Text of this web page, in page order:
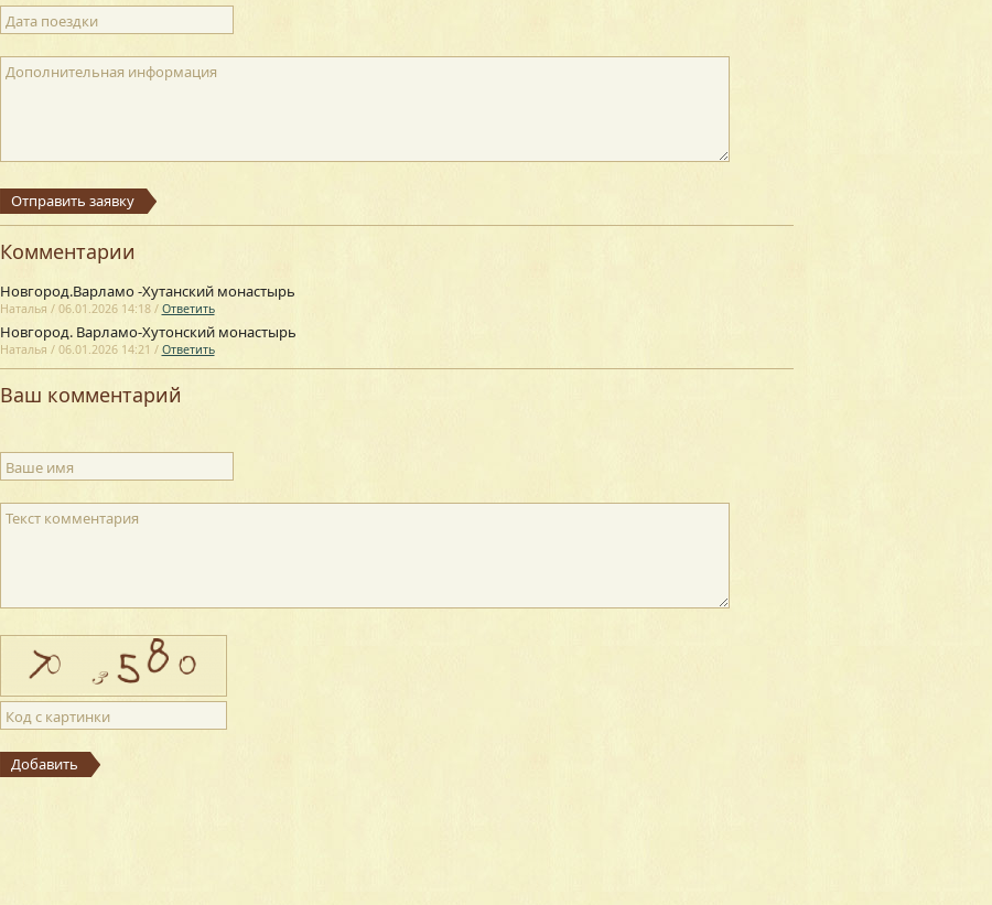
Дата поездки
Дополнительная информация
Отправить заявку
Комментарии
Новгород.Варламо -Хутанский монастырь
Наталья / 06.01.2026 14:18/ Ответить
Новгород. Варламо-Хутонский монастырь
Наталья / 06.01.2026 14:21 / Ответить
Ваш комментарий
Ваше имя
Текст комментария
Код с картинки
Добавить